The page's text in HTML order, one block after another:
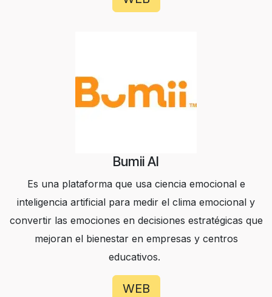
Bumii AI
Es una plataforma que usa ciencia emocional e
inteligencia artificial para medir el clima emocional y
convertir las emociones en decisiones estratégicas que
mejoran el bienestar en empresas y centros
educativos.
WEB